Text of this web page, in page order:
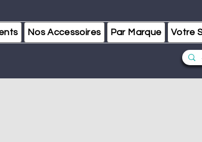
Nos Accessoires Par Marque Votre